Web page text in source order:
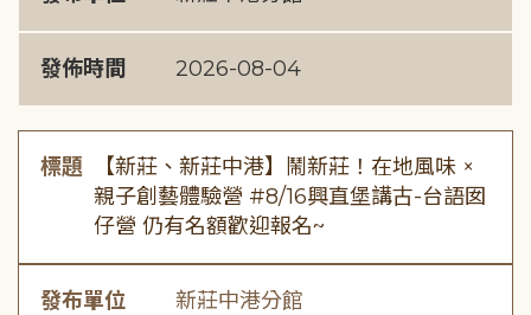
發佈時間 2026-08-04
標題
【新莊、新莊中港】鬧新莊！在地風味 ×
親子創藝體驗營 #8/16興直堡講古-台語囡
仔營 仍有名額歡迎報名~
發布單位 新莊中港分館